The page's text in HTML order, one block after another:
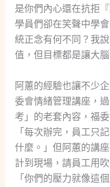
是你們內心還在抗拒
學員們卻在笑聲中學
統正念有何不同？我
值，但目標都是讓大
阿蕙的經驗也讓不少
委會情緒管理講座，
考」的老套內容，福
「每次辦完，員工只
什麼。」但阿蕙的講
計到現場，請員工用
「你們的壓力就像這